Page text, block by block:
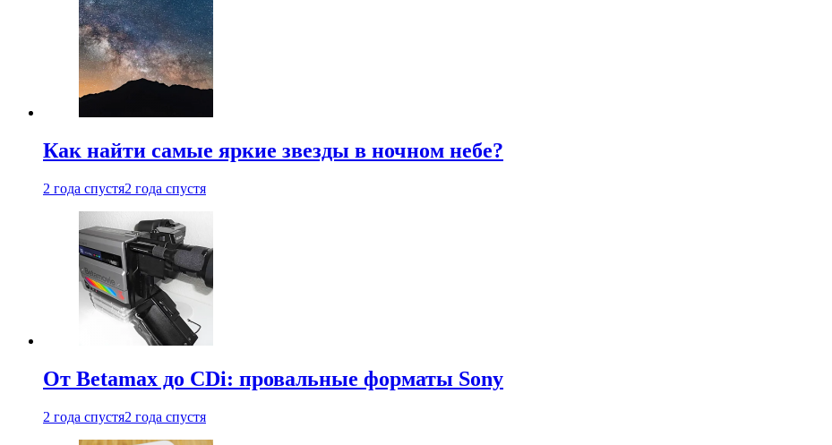
Как найти самые яркие звезды в ночном небе?
2 года спустя2 года спустя
От Betamax до CDi: провальные форматы Sony
2 года спустя2 года спустя